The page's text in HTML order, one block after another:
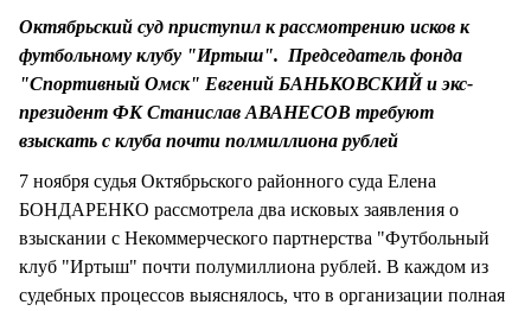
Октябрьский суд приступил к рассмотрению исков к
футбольному клубу "Иртыш". Председатель фонда
"Спортивный Омск" Евгений БАНЬКОВСКИЙ и экс-
президент ФК Станислав АВАНЕСОВ требуют
взыскать с клуба почти полмиллиона рублей
7 ноября судья Октябрьского районного суда Елена
БОНДАРЕНКО рассмотрела два исковых заявления о
взыскании с Некоммерческого партнерства "Футбольный
клуб "Иртыш" почти полумиллиона рублей. В каждом из
судебных процессов выяснялось, что в организации полная